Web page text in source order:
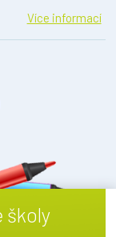
Více informací
školy